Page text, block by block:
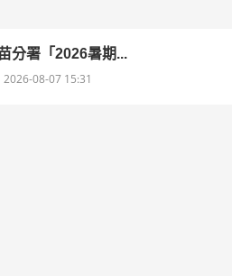
分署「2026暑期...
2026-08-07 15:31